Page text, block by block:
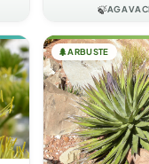
🍃
🌲ARBUSTE